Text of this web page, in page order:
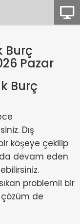
Burç
Pazar
Burç
Dış
köşeye çekilip
devam eden
problemli bir
de